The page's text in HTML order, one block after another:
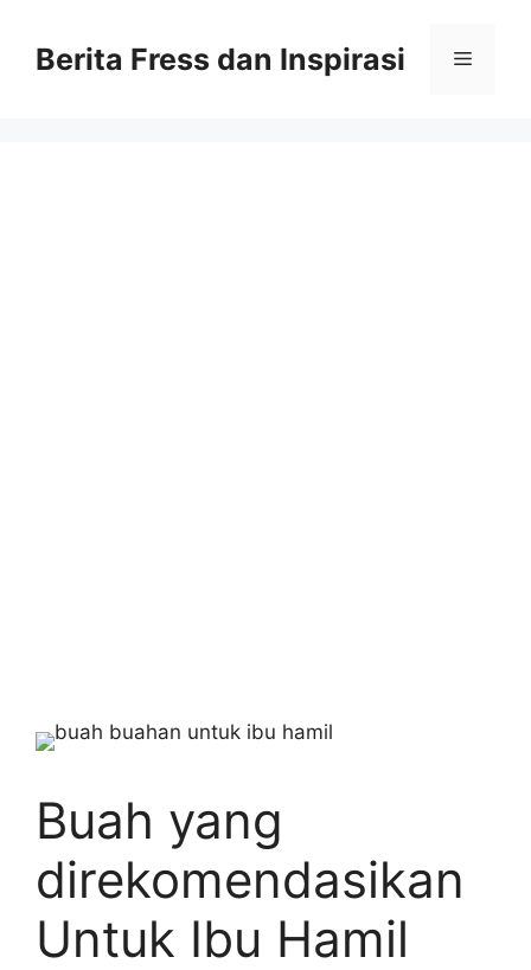
contentBerita Fress dan Inspirasi Menu
Buah yang
direkomendasikan
Untuk Ibu Hamil